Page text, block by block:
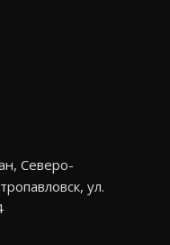
Северо-
ул.